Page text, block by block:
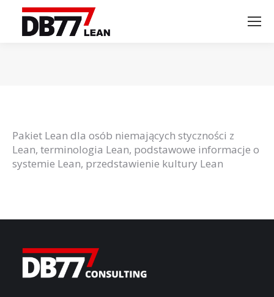
Pakiet Lean dla osób niemających styczności z
Lean, terminologia Lean, podstawowe informacje o
systemie Lean, przedstawienie kultury Lean